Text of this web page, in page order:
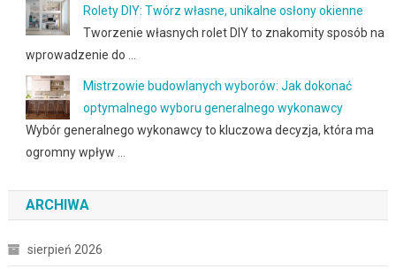
Rolety DIY: Twórz własne, unikalne osłony okienne
Tworzenie własnych rolet DIY to znakomity sposób na
wprowadzenie do …
Mistrzowie budowlanych wyborów: Jak dokonać
optymalnego wyboru generalnego wykonawcy
Wybór generalnego wykonawcy to kluczowa decyzja, która ma
ogromny wpływ …
ARCHIWA
sierpień 2026